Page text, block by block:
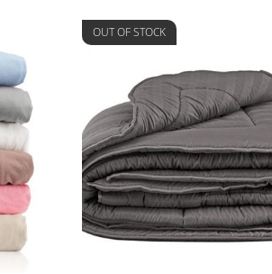
OUT OF STOCK